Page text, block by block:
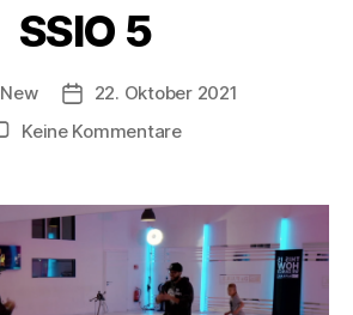
SSIO 5
New
22. Oktober 2021
Keine Kommentare